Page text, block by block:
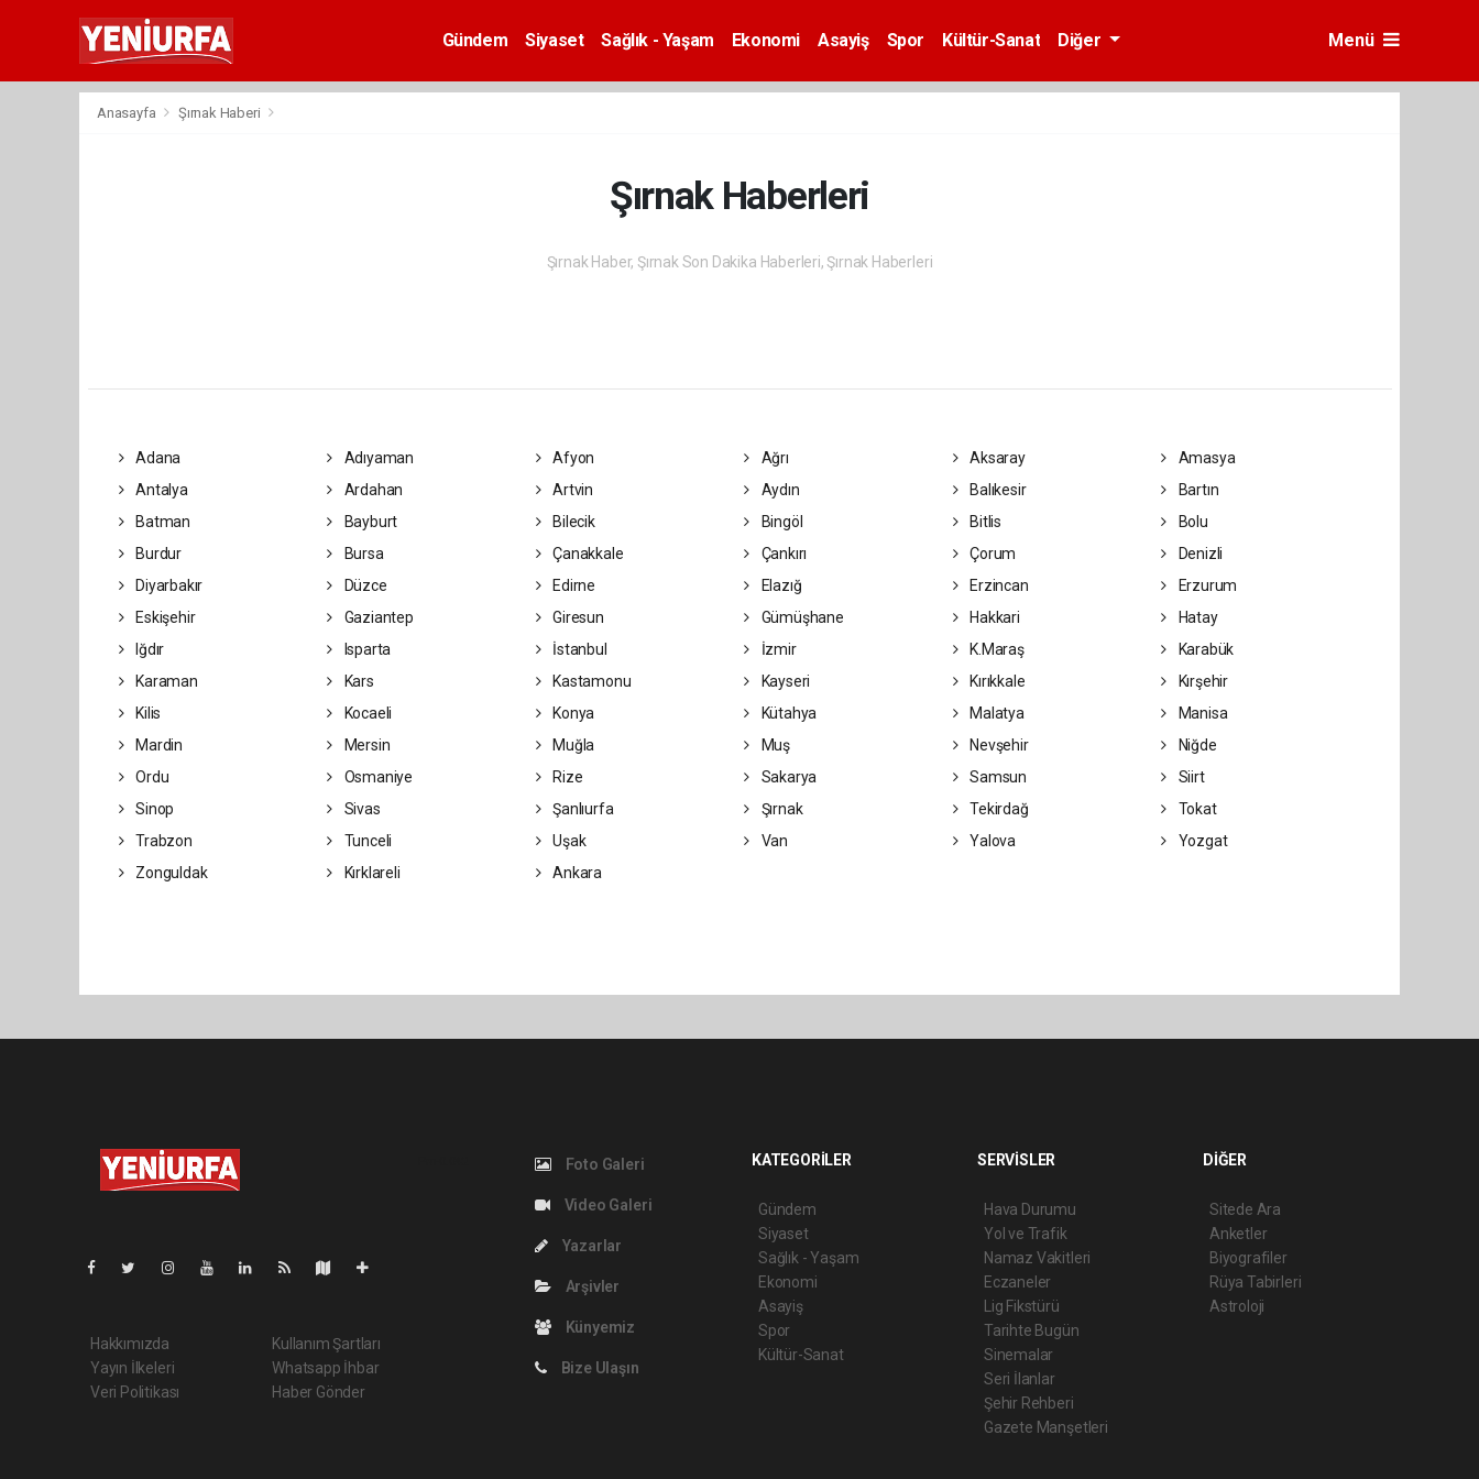
Gündem Siyaset Sağlık - Yaşam Ekonomi Asayiş Spor Kültür-Sanat Diğer Menü
Anasayfa Şırnak Haberi
Şırnak Haberleri
Şırnak Haber, Şırnak Son Dakika Haberleri, Şırnak Haberleri
Adana Adıyaman Afyon Ağrı Aksaray
Amasya
Antalya
Ardahan Artvin Aydın Balıkesir
Bartın
Batman
Bayburt Bilecik Bingöl Bitlis
Bolu
Burdur
Bursa Çanakkale Çankırı Çorum
Denizli
Diyarbakır
Düzce Edirne Elazığ Erzincan
Erzurum
Eskişehir
Gaziantep Giresun Gümüşhane Hakkari
Hatay
Iğdır
Isparta İstanbul İzmir K.Maraş
Karabük
Karaman
Kars Kastamonu Kayseri Kırıkkale
Kırşehir
Kilis
Kocaeli Konya Kütahya Malatya
Manisa
Mardin
Mersin Muğla Muş Nevşehir
Niğde
Ordu
Osmaniye Rize Sakarya Samsun
Siirt
Sinop
Sivas Şanlıurfa Şırnak Tekirdağ
Tokat
Trabzon
Tunceli Uşak Van Yalova
Yozgat
Zonguldak
Kırklareli Ankara
Hakkımızda
Yayın İlkeleri
Veri Politikası
Kullanım Şartları
Whatsapp İhbar
Haber Gönder
Foto Galeri
Video Galeri
Yazarlar
Arşivler
Künyemiz
Bize Ulaşın
KATEGORİLER
Gündem
Siyaset
Sağlık - Yaşam
Ekonomi
Asayiş
Spor
Kültür-Sanat
SERVİSLER
Hava Durumu
Yol ve Trafik
Namaz Vakitleri
Eczaneler
Lig Fikstürü
Tarihte Bugün
Sinemalar
Seri İlanlar
Şehir Rehberi
Gazete Manşetleri
DİĞER
Sitede Ara
Anketler
Biyografiler
Rüya Tabirleri
Astroloji